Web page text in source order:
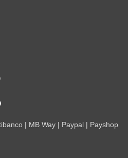
| MB Way | Paypal | Payshop